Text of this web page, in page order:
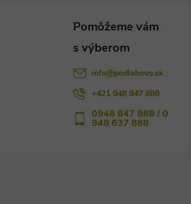
info@podlahovo.sk
+421 948 847 888
0948 847 888 / 0
948 637 888